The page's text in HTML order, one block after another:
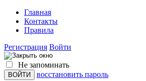
Главная
Контакты
Правила
Регистрация Войти
Не запоминать
восстановить пароль